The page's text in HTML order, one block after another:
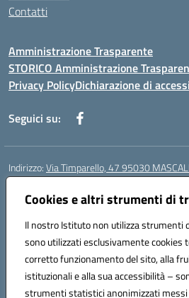
Cookies e altri strumenti di
Il nostro Istituto non utilizza strumenti
sono utilizzati esclusivamente cookies
corretto funzionamento del sito, alla
istituzionali e alla sua accessibilità –
strumenti statistici anonimizzati messi
Contatti
Amministrazione Trasparente
STORICO Amministrazione
Privacy PolicyDichiarazione di
Seguici su:
Indirizzo:Via Timparello, 47 95030
Centralino:
Posta elettronica certificata (PEC):
Codice fiscale: 93238350875
Codice meccanografico:ctic8bc002
Codice Indice delle Pubbliche
Codice unico di fatturazione (CUF): 2PO2JW